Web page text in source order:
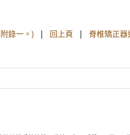
錄一。) | 回上頁 | 脊椎矯正